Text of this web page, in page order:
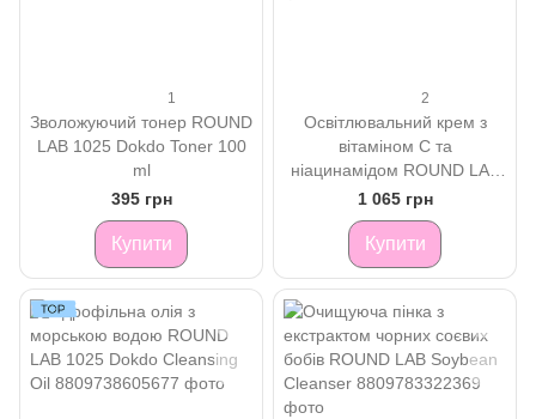
1
Зволожуючий тонер ROUND
LAB 1025 Dokdo Toner 100
ml
395 грн
Купити
2
Освітлювальний крем з
вітаміном C та
ніацинамідом ROUND LAB
Vita Niacinamide Dark Spot
Cream
1 065 грн
Купити